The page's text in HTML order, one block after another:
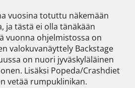
vuosina totuttu näkemään
ja tästä ei olla tänäkään
vuonna ohjelmistossa on
valokuvanäyttely Backstage
on nuori jyväskyläläinen
Lisäksi Popeda/Crashdiet
vetää rumpuklinikan.